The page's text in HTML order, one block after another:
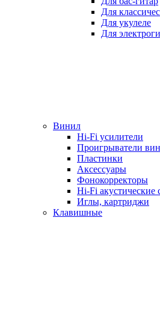
Для
Для укулеле
Для
Винил
Hi-Fi усилители
Проигрыватели
Пластинки
Аксессуары
Фонокорректоры
Hi-Fi акустические
Иглы, картриджи
Клавишные